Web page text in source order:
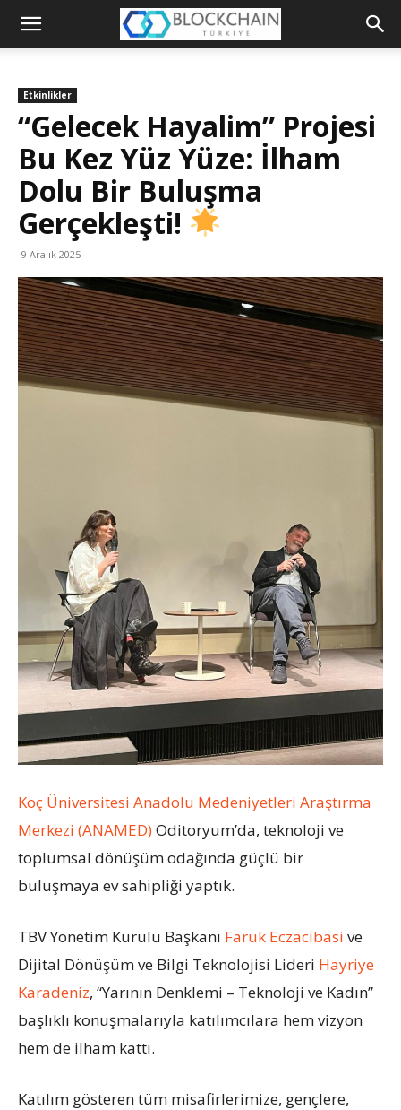
Blockchain
Etkinlikler
“Gelecek Hayalim” Projesi
Bu Kez Yüz Yüze: İlham
Dolu Bir Buluşma
Gerçekleşti!
9 Aralık 2025
Koç Üniversitesi Anadolu Medeniyetleri Araştırma
Merkezi (ANAMED)Oditoryum’da, teknoloji ve
toplumsal dönüşüm odağında güçlü bir
buluşmaya ev sahipliği yaptık.
TBV Yönetim Kurulu Başkanı Faruk Eczacibasi ve
Dijital Dönüşüm ve Bilgi Teknolojisi Lideri Hayriye
Karadeniz, “Yarının Denklemi – Teknoloji ve Kadın”
başlıklı konuşmalarıyla katılımcılara hem vizyon
hem de ilham kattı.
Katılım gösteren tüm misafirlerimize, gençlere,